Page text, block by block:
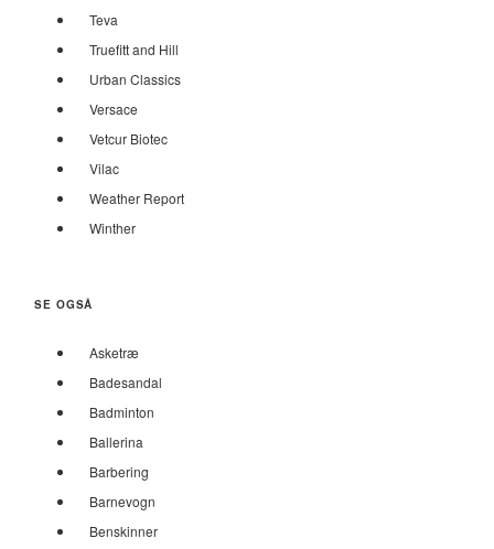
Teva
Truefitt and Hill
Urban Classics
Versace
Vetcur Biotec
Vilac
Weather Report
Winther
SE OGSÅ
Asketræ
Badesandal
Badminton
Ballerina
Barbering
Barnevogn
Benskinner